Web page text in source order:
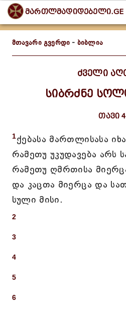
მართლმადიდებელი.GE
მთავარი გვერდი - ბიბლია
ძველი
სიბრძნე
თავი 4
1ქებასა მართლისასა
რამეთუ უკუდავება არს
რამეთუ ღმრთისა
და კაცთა მიერცა და
სული მისი.
2
3
4
5
6